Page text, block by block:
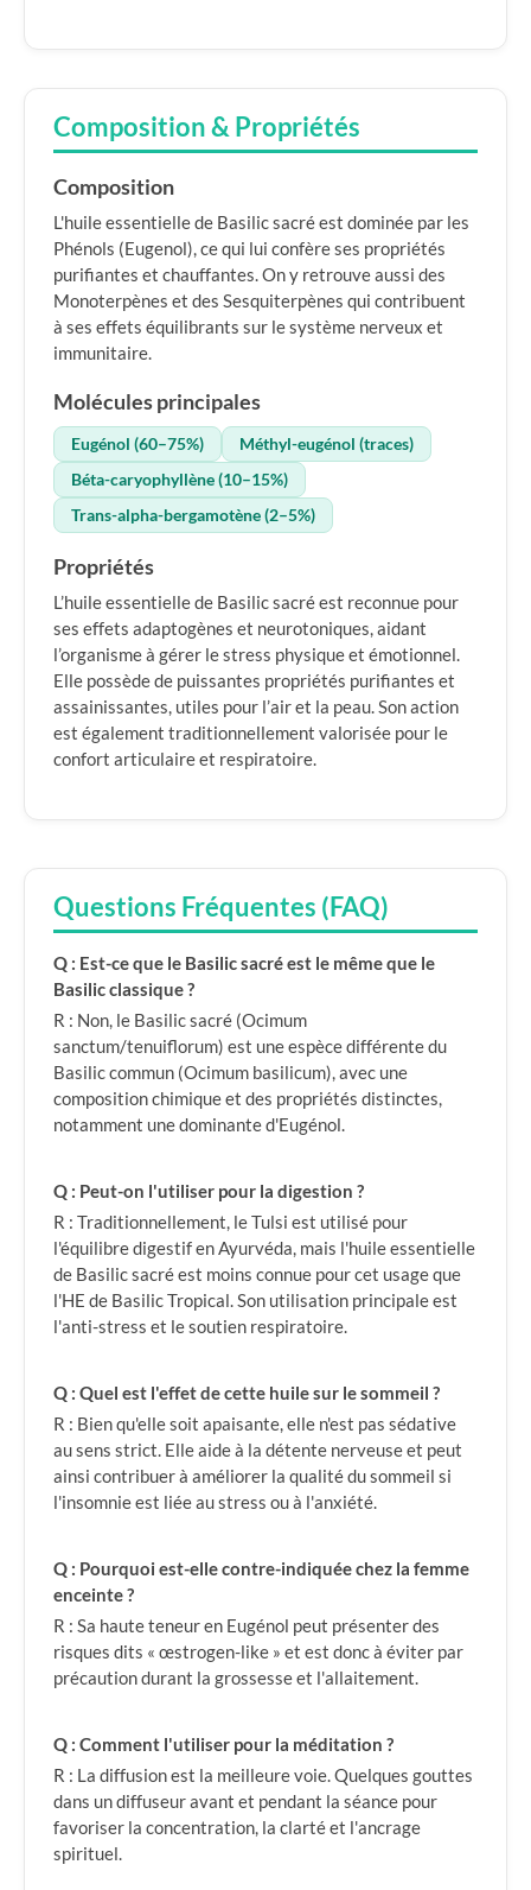
Composition & Propriétés
Composition
L'huile essentielle de Basilic sacré est dominée par les
Phénols (Eugenol), ce qui lui confère ses propriétés
purifiantes et chauffantes. On y retrouve aussi des
Monoterpènes et des Sesquiterpènes qui contribuent
à ses effets équilibrants sur le système nerveux et
immunitaire.
Molécules principales
Eugénol (60–75%)
Méthyl-eugénol (traces)
Béta-caryophyllène (10–15%)
Trans-alpha-bergamotène (2–5%)
Propriétés
L’huile essentielle de Basilic sacré est reconnue pour
ses effets adaptogènes et neurotoniques, aidant
l’organisme à gérer le stress physique et émotionnel.
Elle possède de puissantes propriétés purifiantes et
assainissantes, utiles pour l’air et la peau. Son action
est également traditionnellement valorisée pour le
confort articulaire et respiratoire.
Questions Fréquentes (FAQ)
Q : Est-ce que le Basilic sacré est le même que le
Basilic classique ?
R : Non, le Basilic sacré (Ocimum
sanctum/tenuiflorum) est une espèce différente du
Basilic commun (Ocimum basilicum), avec une
composition chimique et des propriétés distinctes,
notamment une dominante d'Eugénol.
Q : Peut-on l'utiliser pour la digestion ?
R : Traditionnellement, le Tulsi est utilisé pour
l'équilibre digestif en Ayurvéda, mais l'huile essentielle
de Basilic sacré est moins connue pour cet usage que
l'HE de Basilic Tropical. Son utilisation principale est
l'anti-stress et le soutien respiratoire.
Q : Quel est l'effet de cette huile sur le sommeil ?
R : Bien qu'elle soit apaisante, elle n'est pas sédative
au sens strict. Elle aide à la détente nerveuse et peut
ainsi contribuer à améliorer la qualité du sommeil si
l'insomnie est liée au stress ou à l'anxiété.
Q : Pourquoi est-elle contre-indiquée chez la femme
enceinte ?
R : Sa haute teneur en Eugénol peut présenter des
risques dits « œstrogen-like » et est donc à éviter par
précaution durant la grossesse et l'allaitement.
Q : Comment l'utiliser pour la méditation ?
R : La diffusion est la meilleure voie. Quelques gouttes
dans un diffuseur avant et pendant la séance pour
favoriser la concentration, la clarté et l'ancrage
spirituel.